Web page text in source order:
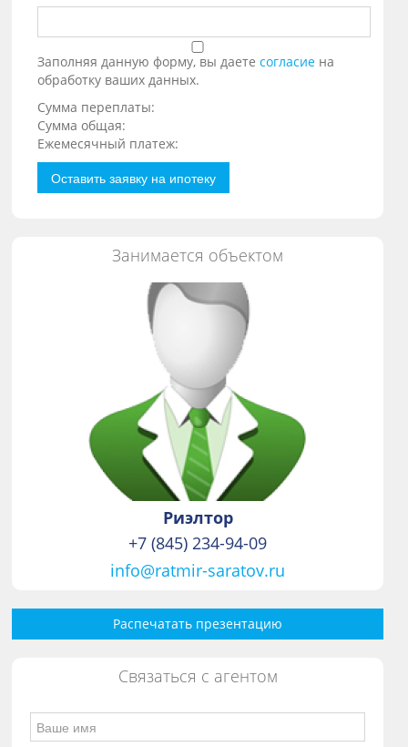
Заполняя данную форму, вы даетесогласие на
обработку ваших данных.
Сумма переплаты:
Сумма общая:
Ежемесячный платеж:
Оставить заявку на ипотеку
Занимается объектом
Риэлтор
+7 (845) 234-94-09
info@ratmir-saratov.ru
Распечатать презентацию
Связаться с агентом